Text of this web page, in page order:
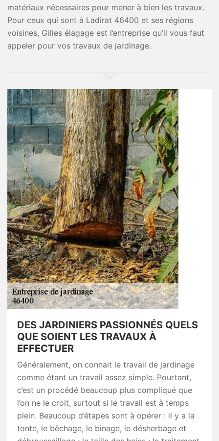
matériaux nécessaires pour mener à bien les travaux.
Pour ceux qui sont à Ladirat 46400 et ses régions
voisines, Gilles élagage est l’entreprise qu’il vous faut
appeler pour vos travaux de jardinage.
DES JARDINIERS PASSIONNÉS QUELS
QUE SOIENT LES TRAVAUX À
EFFECTUER
Généralement, on connait le travail de jardinage
comme étant un travail assez simple. Pourtant,
c’est un procédé beaucoup plus compliqué que
l’on ne le croit, surtout si le travail est à temps
plein. Beaucoup d’étapes sont à opérer : il y a la
tonte, le bêchage, le binage, le désherbage et